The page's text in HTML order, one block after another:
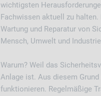
wichtigsten
Fachwissen aktuell zu
Wartung und Reparatur von
Mensch, Umwelt und
Warum? Weil das
Anlage ist. Aus diesem
funktionieren. Regelmäßige